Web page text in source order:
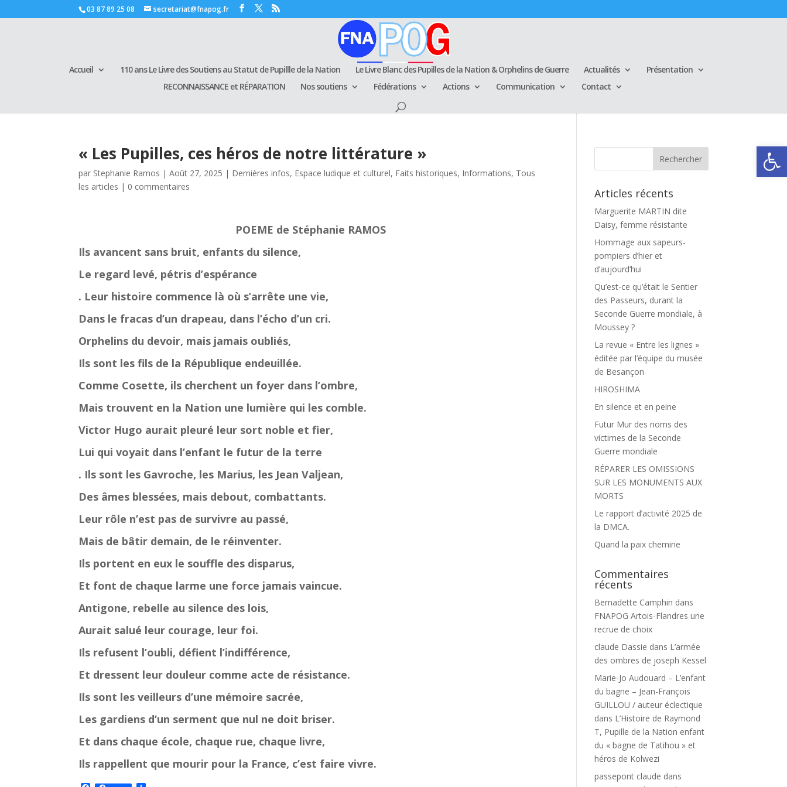
Ouvrir
03 87 89 25 08 secretariat@fnapog.fr
Accueil 110 ans Le Livre des Soutiens au Statut de Pupillle de la Nation Le Livre Blanc des Pupilles de la Nation & Orphelins de Guerre Actualités
Présentation
RECONNAISSANCE et RÉPARATION
Nos soutiens Fédérations Actions Communication Contact
« Les Pupilles, ces héros de notre littérature »
par Stephanie Ramos |Août 27, 2025 | Dernières infos, Espace ludique et culturel, Faits historiques, Informations, Tous
les articles | 0 commentaires
POEME de Stéphanie RAMOS
Ils avancent sans bruit, enfants du silence,
Le regard levé, pétris d’espérance
. Leur histoire commence là où s’arrête une vie,
Dans le fracas d’un drapeau, dans l’écho d’un cri.
Orphelins du devoir, mais jamais oubliés,
Ils sont les fils de la République endeuillée.
Comme Cosette, ils cherchent un foyer dans l’ombre,
Mais trouvent en la Nation une lumière qui les comble.
Victor Hugo aurait pleuré leur sort noble et fier,
Lui qui voyait dans l’enfant le futur de la terre
. Ils sont les Gavroche, les Marius, les Jean Valjean,
Des âmes blessées, mais debout, combattants.
Leur rôle n’est pas de survivre au passé,
Mais de bâtir demain, de le réinventer.
Ils portent en eux le souffle des disparus,
Et font de chaque larme une force jamais vaincue.
Antigone, rebelle au silence des lois,
Aurait salué leur courage, leur foi.
Ils refusent l’oubli, défient l’indifférence,
Et dressent leur douleur comme acte de résistance.
Ils sont les veilleurs d’une mémoire sacrée,
Les gardiens d’un serment que nul ne doit briser.
Et dans chaque école, chaque rue, chaque livre,
Ils rappellent que mourir pour la France, c’est faire vivre.
Articles récents
Marguerite MARTIN dite
Daisy, femme résistante
Hommage aux sapeurs-
pompiers d’hier et
d’aujourd’hui
Qu’est-ce qu’était le Sentier
des Passeurs, durant la
Seconde Guerre mondiale, à
Moussey ?
La revue « Entre les lignes »
éditée par l’équipe du musée
de Besançon
HIROSHIMA
En silence et en peine
Futur Mur des noms des
victimes de la Seconde
Guerre mondiale
RÉPARER LES OMISSIONS
SUR LES MONUMENTS AUX
MORTS
Le rapport d’activité 2025 de
la DMCA.
Quand la paix chemine
Commentaires
récents
Bernadette Camphin dans
FNAPOG Artois-Flandres une
recrue de choix
claude Dassie dans L’armée
des ombres de joseph Kessel
Marie-Jo Audouard – L’enfant
du bagne – Jean-François
GUILLOU / auteur éclectique
dans L’Histoire de Raymond
T, Pupille de la Nation enfant
du « bagne de Tatihou » et
héros de Kolwezi
passepont claude dans